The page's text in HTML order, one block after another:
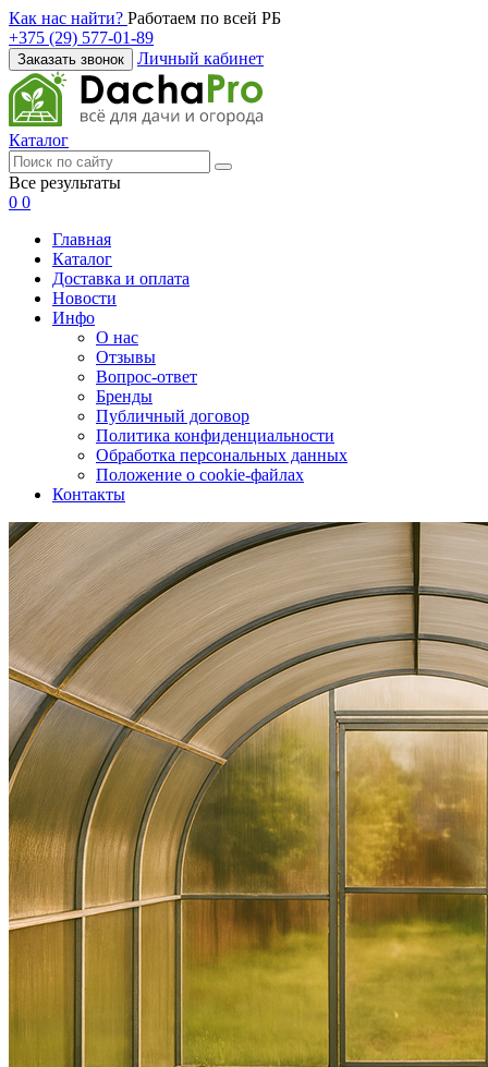
Как нас найти? Работаем по всей РБ
+375 (29) 577-01-89
Заказать звонок Личный кабинет
Каталог
Все результаты
0 0
Главная
Каталог
Доставка и оплата
Новости
Инфо
О нас
Отзывы
Вопрос-ответ
Бренды
Публичный договор
Политика конфиденциальности
Обработка персональных данных
Положение о cookie-файлах
Контакты